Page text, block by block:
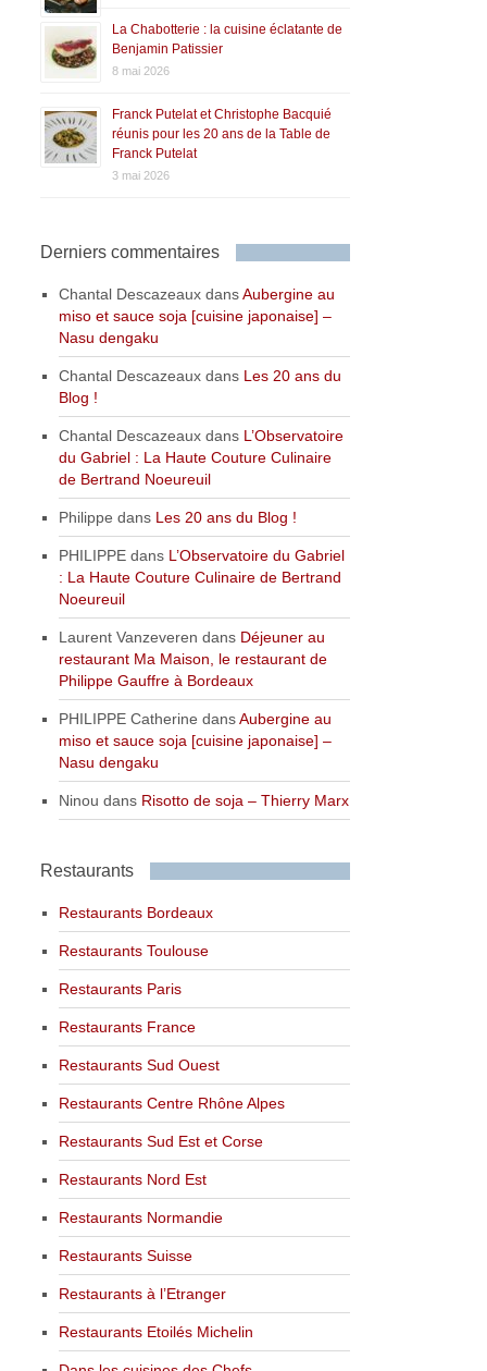
La Chabotterie : la cuisine éclatante de
Benjamin Patissier
8 mai 2026
Franck Putelat et Christophe Bacquié
réunis pour les 20 ans de la Table de
Franck Putelat
3 mai 2026
Derniers commentaires
Chantal Descazeaux dansAubergine au
miso et sauce soja [cuisine japonaise] –
Nasu dengaku
Chantal Descazeaux dans Les 20 ans du
Blog !
Chantal Descazeaux dans L’Observatoire
du Gabriel : La Haute Couture Culinaire
de Bertrand Noeureuil
Philippe dans Les 20 ans du Blog !
PHILIPPE dans L’Observatoire du Gabriel
: La Haute Couture Culinaire de Bertrand
Noeureuil
Laurent Vanzeveren dans Déjeuner au
restaurant Ma Maison, le restaurant de
Philippe Gauffre à Bordeaux
PHILIPPE Catherine dansAubergine au
miso et sauce soja [cuisine japonaise] –
Nasu dengaku
Ninou dans Risotto de soja – Thierry Marx
Restaurants
Restaurants Bordeaux
Restaurants Toulouse
Restaurants Paris
Restaurants France
Restaurants Sud Ouest
Restaurants Centre Rhône Alpes
Restaurants Sud Est et Corse
Restaurants Nord Est
Restaurants Normandie
Restaurants Suisse
Restaurants à l’Etranger
Restaurants Etoilés Michelin